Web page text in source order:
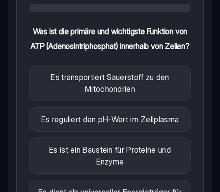
Was ist die primäre und wichtigste Funktion von
ATP (Adenosintriphosphat) innerhalb von Zellen?
Es transportiert Sauerstoff zu den
Mitochondrien
Es reguliert den pH-Wert im Zellplasma
Es ist ein Baustein für Proteine und
Enzyme